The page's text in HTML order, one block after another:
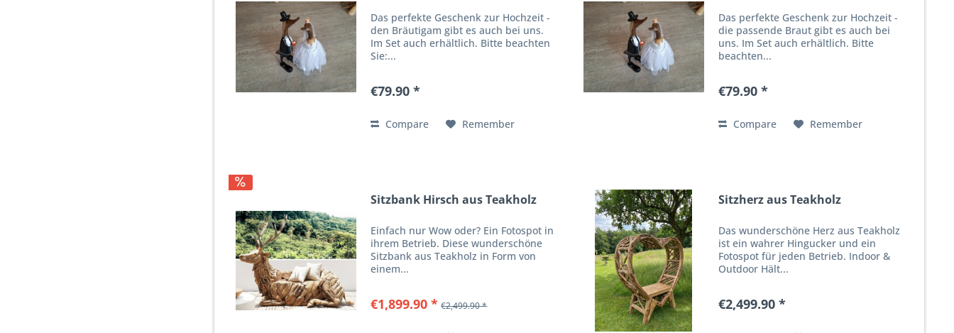
Das perfekte Geschenk zur Hochzeit -
den Bräutigam gibt es auch bei uns.
Im Set auch erhältlich. Bitte beachten
Sie:...
€79.90 *
Compare Remember
Das perfekte Geschenk zur Hochzeit -
die passende Braut gibt es auch bei
uns. Im Set auch erhältlich. Bitte
beachten...
€79.90 *
Compare Remember
Sitzbank Hirsch aus Teakholz
Einfach nur Wow oder? Ein Fotospot in
ihrem Betrieb. Diese wunderschöne
Sitzbank aus Teakholz in Form von
einem...
€1,899.90 * €2,499.90 *
Sitzherz aus Teakholz
Das wunderschöne Herz aus Teakholz
ist ein wahrer Hingucker und ein
Fotospot für jeden Betrieb. Indoor &
Outdoor Hält...
€2,499.90 *